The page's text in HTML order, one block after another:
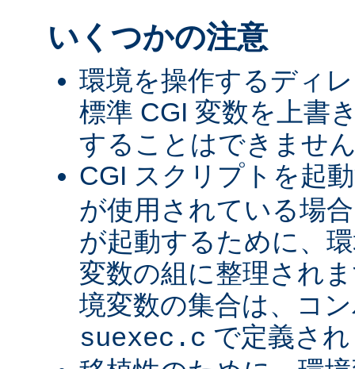
いくつかの注意
環境を操作するディ
標準 CGI 変数を上書
することはできませ
CGI スクリプトを起
が使用されている場
が起動するために、
変数の組に整理され
境変数の集合は、コ
suexec.c で定義さ